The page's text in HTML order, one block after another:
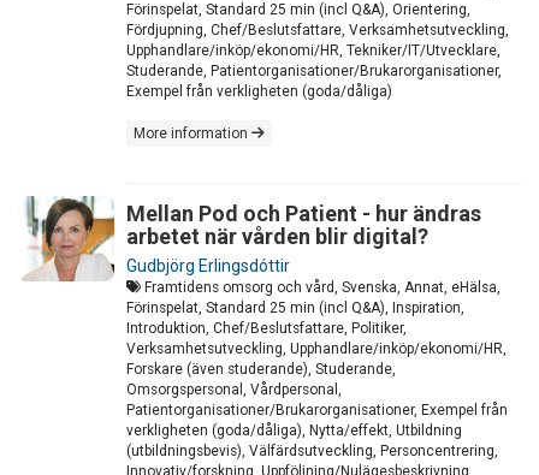
Förinspelat, Standard 25 min (incl Q&A), Orientering,
Fördjupning, Chef/Beslutsfattare, Verksamhetsutveckling,
Upphandlare/inköp/ekonomi/HR, Tekniker/IT/Utvecklare,
Studerande, Patientorganisationer/Brukarorganisationer,
Exempel från verkligheten (goda/dåliga)
More information
Mellan Pod och Patient - hur ändras
arbetet när vården blir digital?
Gudbjörg Erlingsdóttir
Framtidens omsorg och vård, Svenska, Annat, eHälsa,
Förinspelat, Standard 25 min (incl Q&A), Inspiration,
Introduktion, Chef/Beslutsfattare, Politiker,
Verksamhetsutveckling, Upphandlare/inköp/ekonomi/HR,
Forskare (även studerande), Studerande,
Omsorgspersonal, Vårdpersonal,
Patientorganisationer/Brukarorganisationer, Exempel från
verkligheten (goda/dåliga), Nytta/effekt, Utbildning
(utbildningsbevis), Välfärdsutveckling, Personcentrering,